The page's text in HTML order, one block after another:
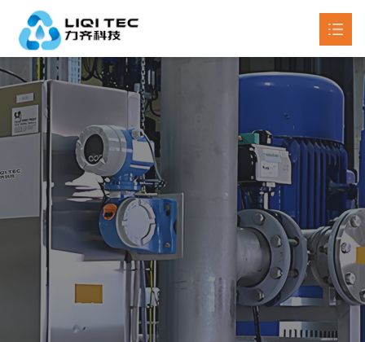
首页
关于我们
产品中心 
新闻动态 
工程案例
联系我们